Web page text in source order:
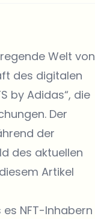
Welt von
des digitalen
by Adidas“, die
Der
der
des aktuellen
Artikel
NFT-Inhabern